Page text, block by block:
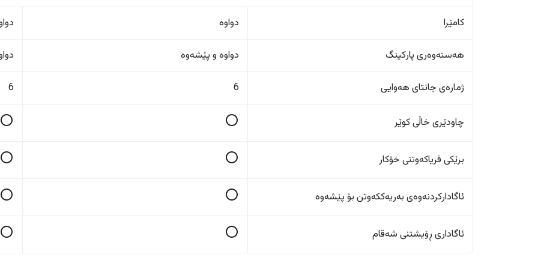
کامێرا دواوە
هەستەوەری پارکینگ دواوە و پێشەوە
ژمارەی جانتای هەوایی 6
6
چاودێری خاڵی کوێر
برێکی فریاکەوتنی خۆکار
ئاگادارکردنەوەی بەریەککەوتن بۆ پێشەوە
ئاگاداری ڕۆیشتنی شەقام